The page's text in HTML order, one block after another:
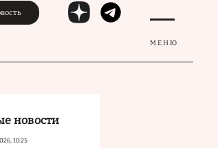
МЕНЮ
новости
10:25